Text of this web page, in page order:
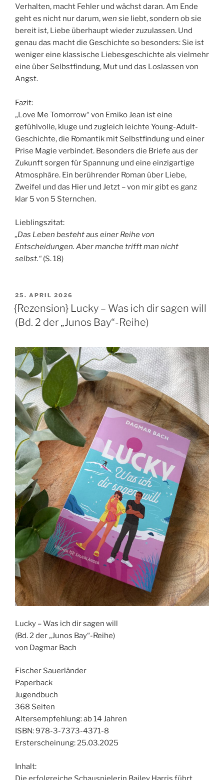
Verhalten, macht Fehler und wächst daran. Am Ende
geht es nicht nur darum, wen sie liebt, sondern ob sie
bereit ist, Liebe überhaupt wieder zuzulassen. Und
genau das macht die Geschichte so besonders: Sie ist
weniger eine klassische Liebesgeschichte als vielmehr
eine über Selbstfindung, Mut und das Loslassen von
Angst.
Fazit:
„Love Me Tomorrow“ von Emiko Jean ist eine
gefühlvolle, kluge und zugleich leichte Young-Adult-
Geschichte, die Romantik mit Selbstfindung und einer
Prise Magie verbindet. Besonders die Briefe aus der
Zukunft sorgen für Spannung und eine einzigartige
Atmosphäre. Ein berührender Roman über Liebe,
Zweifel und das Hier und Jetzt – von mir gibt es ganz
klar 5 von 5 Sternchen.
Lieblingszitat:
„Das Leben besteht aus einer Reihe von
Entscheidungen. Aber manche trifft man nicht
selbst.“ (S. 18)
VERÖFFENTLICHT
AM
25. APRIL 2026
{Rezension} Lucky – Was ich dir sagen will
(Bd. 2 der „Junos Bay“-Reihe)
Lucky – Was ich dir sagen will
(Bd. 2 der „Junos Bay“-Reihe)
von Dagmar Bach
Fischer Sauerländer
Paperback
Jugendbuch
368 Seiten
Altersempfehlung: ab 14 Jahren
ISBN: 978-3-7373-4371-8
Ersterscheinung: 25.03.2025
Inhalt: